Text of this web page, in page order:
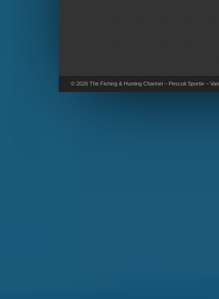
© 2026 The Fishing & Hunting Channel – Pescuit Sportiv –